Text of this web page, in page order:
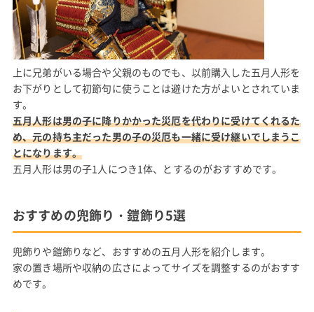
上に兄弟がいる場合や父親のものでも、以前購入した五月人形を
お下がりとして初節句に使うことは避けた方がよいとされていま
す。
五月人形は男の子に降りかかった災厄を代わりに受けてくれるた
め、元の持ち主だった男の子の災厄も一緒に受け継いでしまうこ
とになります。
五月人形は男の子1人につき1体、とするのがおすすめです。
おすすめの兜飾り・鎧飾り5選
兜飾りや鎧飾りなど、おすすめの五月人形を紹介します。
家の置き場所や収納の広さによってサイズを調整するのがおすす
めです。